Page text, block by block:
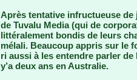
Après tentative infructueuse de
de Tuvalu Media (qui de
littéralement bondis de leurs
mélali. Beaucoup appris sur le
ri aussi à les entendre parler
y’a deux ans en Australie.